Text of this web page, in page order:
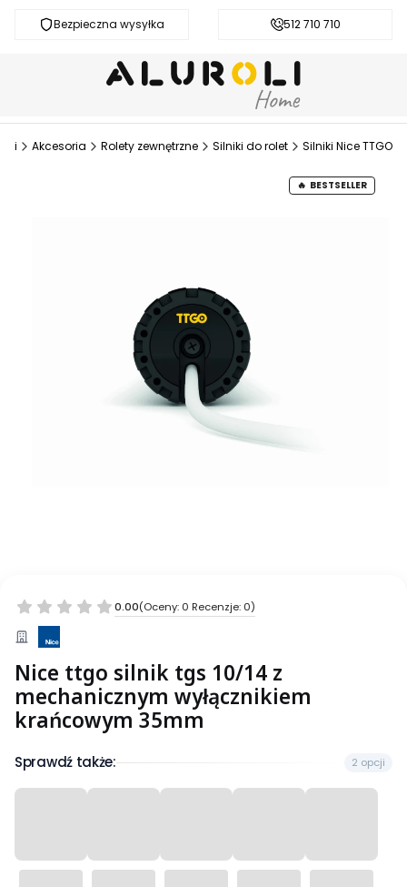
Bezpieczna wysyłka Darmowa dostawa od 200 zł
512 710 710
Akcesoria Rolety zewnętrzne Silniki do rolet Silniki Nice TTGO
BESTSELLER
0.00(Oceny: 0 Recenzje: 0)
Nice ttgo silnik tgs 10/14 z
mechanicznym wyłącznikiem
krańcowym 35mm
Sprawdź także: 2 opcji